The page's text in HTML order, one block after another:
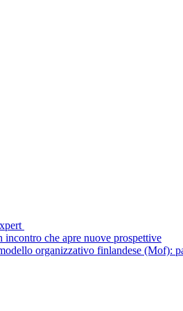
incontro che apre nuove prospettive
organizzativo finlandese (Mof):